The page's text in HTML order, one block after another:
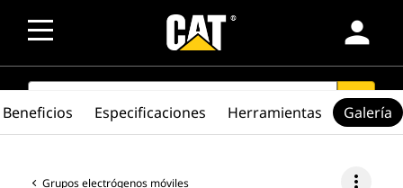
person
SEARCH search
Grupos electrógenos móviles more_vert
Beneficios Especificaciones Herramientas Galería